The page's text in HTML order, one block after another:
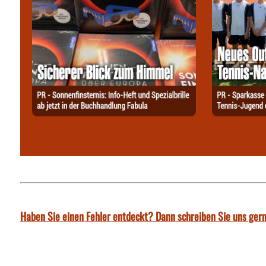
Haben Sie einen Fehler entdeckt? Dann schreiben Sie uns